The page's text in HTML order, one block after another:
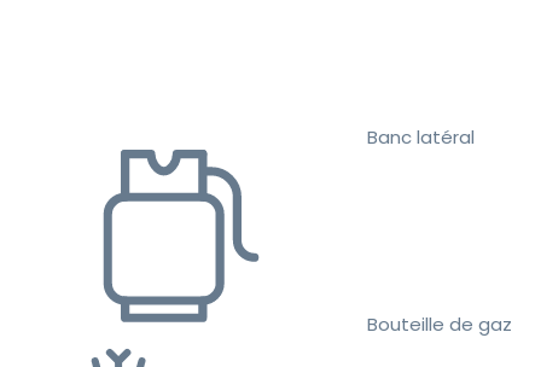
Banc latéral
Bouteille de gaz